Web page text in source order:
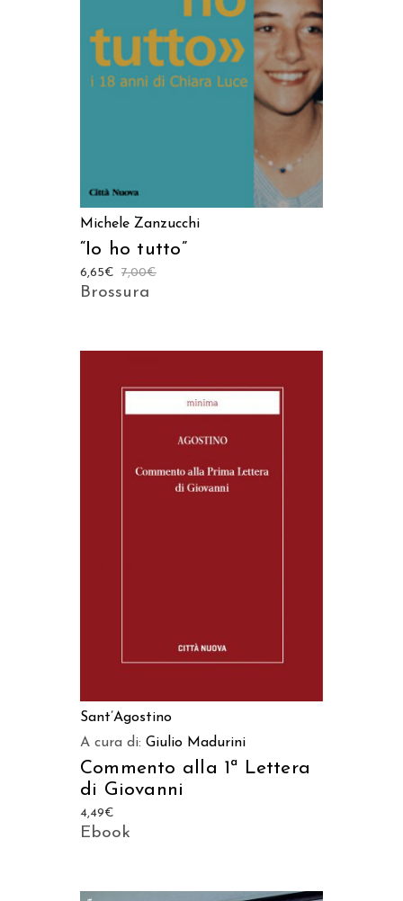
LEGGI TUTTO
Michele Zanzucchi
“Io ho tutto”
7,00€
6,65€
Brossura
Sant’Agostino
A cura di: Giulio Madurini
Commento alla 1ª Lettera
di Giovanni
4,49€
Ebook